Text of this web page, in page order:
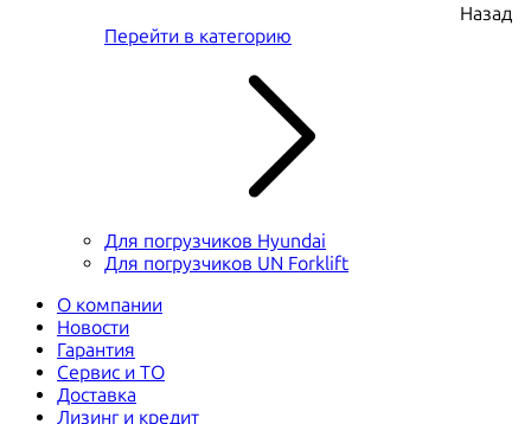
Назад
Перейти в категорию
Для погрузчиков Hyundai
Для погрузчиков UN Forklift
О компании
Новости
Гарантия
Сервис и ТО
Доставка
Лизинг и кредит